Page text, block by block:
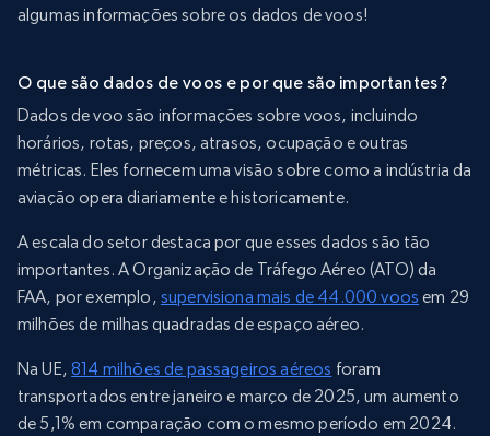
algumas informações sobre os dados de voos!
O que são dados de voos e por que são importantes?
Dados de voo são informações sobre voos, incluindo
horários, rotas, preços, atrasos, ocupação e outras
métricas. Eles fornecem uma visão sobre como a indústria da
aviação opera diariamente e historicamente.
A escala do setor destaca por que esses dados são tão
importantes. A Organização de Tráfego Aéreo (ATO) da
FAA, por exemplo, supervisiona mais de 44.000 voos em 29
milhões de milhas quadradas de espaço aéreo.
Na UE,814 milhões de passageiros aéreos foram
transportados entre janeiro e março de 2025, um aumento
de 5,1% em comparação com o mesmo período em 2024.